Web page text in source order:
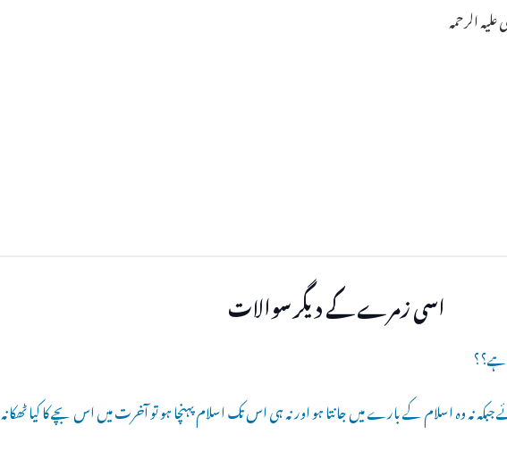
الرحمہ
اسی زمرے کے دیگر سوالات
جبکہ نہ وہ اسلام کے بارے میں جانتا ہو اور نہ ہی اس تک اسلام پہنچا ہو تو آخرت میں اس بچے کا کیا ٹھکانہ